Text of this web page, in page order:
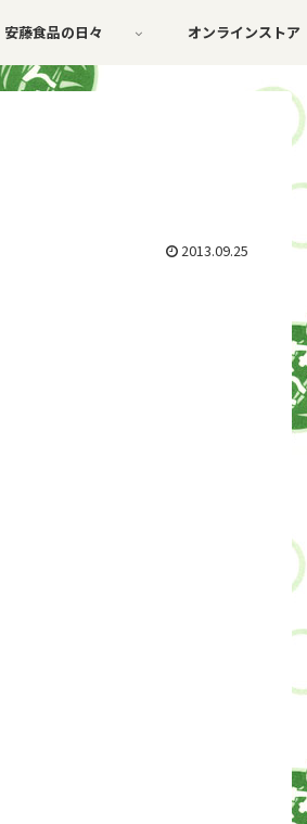
安藤食品の日々 オンラインストア
2013.09.25